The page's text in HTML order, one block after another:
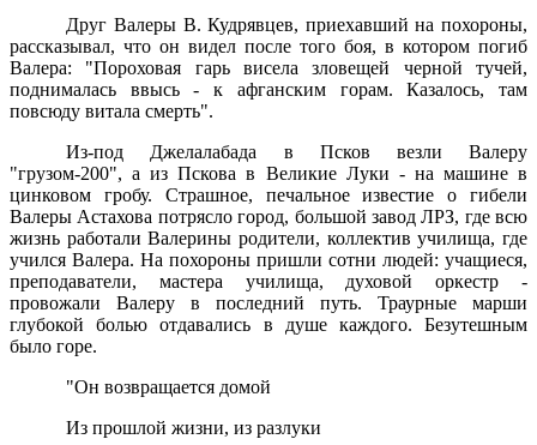
Друг Валеры В. Кудрявцев, приехавший на похороны,
рассказывал, что он видел после того боя, в котором погиб
Валера: "Пороховая гарь висела зловещей черной тучей,
поднималась ввысь - к афганским горам. Казалось, там
повсюду витала смерть".
Из-под Джелалабада в Псков везли Валеру
"грузом-200", а из Пскова в Великие Луки - на машине в
цинковом гробу. Страшное, печальное известие о гибели
Валеры Астахова потрясло город, большой завод ЛРЗ, где всю
жизнь работали Валерины родители, коллектив училища, где
учился Валера. На похороны пришли сотни людей: учащиеся,
преподаватели, мастера училища, духовой оркестр -
провожали Валеру в последний путь. Траурные марши
глубокой болью отдавались в душе каждого. Безутешным
было горе.
"Он возвращается домой
Из прошлой жизни, из разлуки